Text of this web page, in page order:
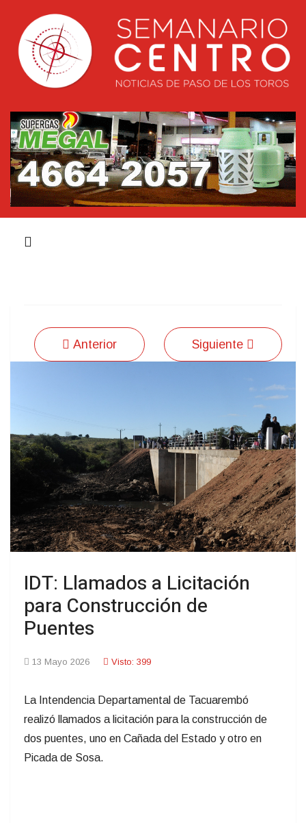
Anterior Siguiente
IDT: Llamados a Licitación
para Construcción de
Puentes
13 Mayo 2026 Visto: 399
La Intendencia Departamental de Tacuarembó
realizó llamados a licitación para la construcción de
dos puentes, uno en Cañada del Estado y otro en
Picada de Sosa.